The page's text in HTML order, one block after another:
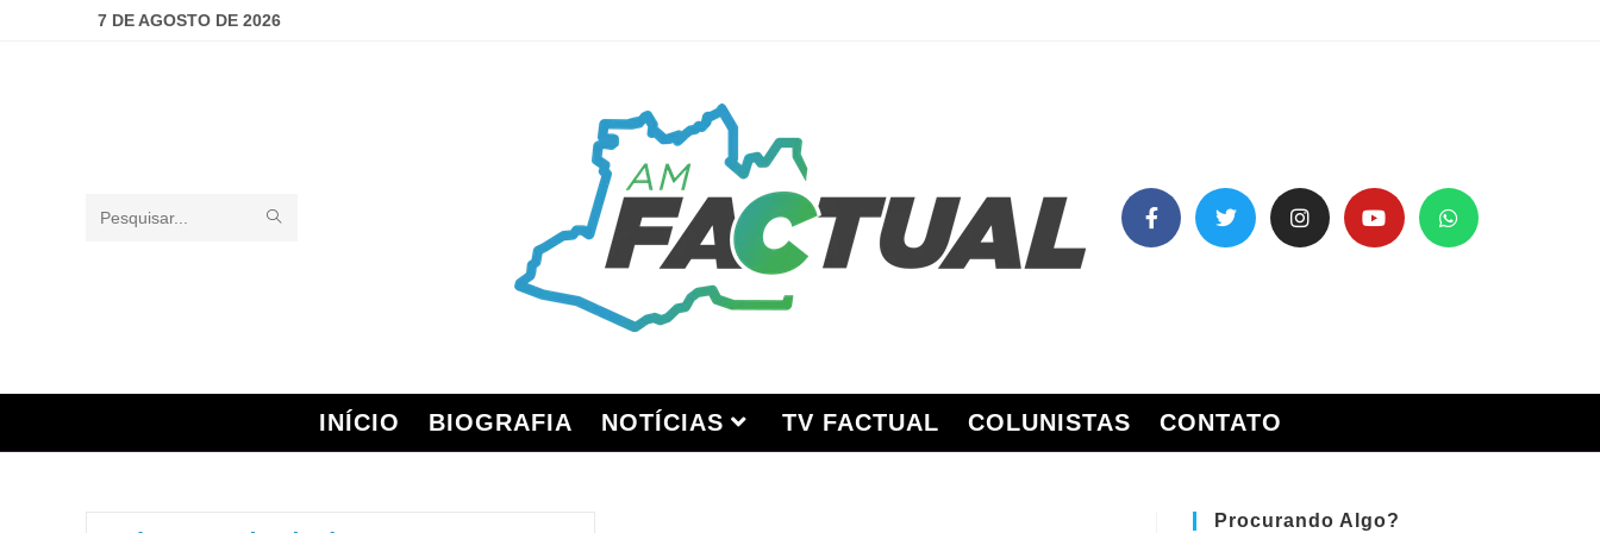
7 DE AGOSTO DE 2026
Pesquisar
INÍCIO BIOGRAFIA NOTÍCIAS TV FACTUAL COLUNISTAS CONTATO
Procurando Algo?